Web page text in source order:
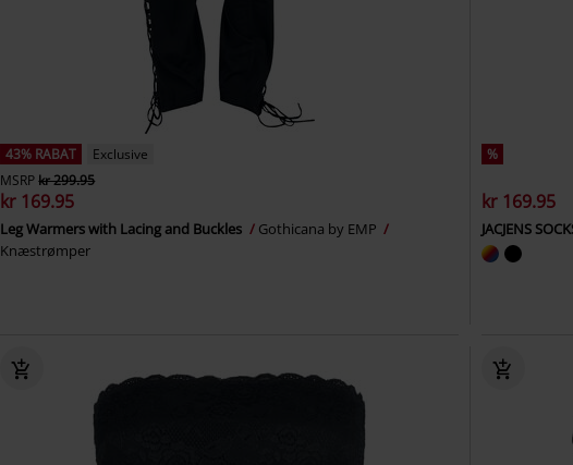
43% RABAT
Exclusive
MSRPkr 299.95
kr 169.95
Leg Warmers with Lacing and Buckles
Gothicana by EMP
Knæstrømper
%
kr 169.95
JACJENS